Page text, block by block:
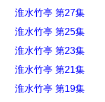
淮水竹亭 第27集
淮水竹亭 第25集
淮水竹亭 第23集
淮水竹亭 第21集
淮水竹亭 第19集